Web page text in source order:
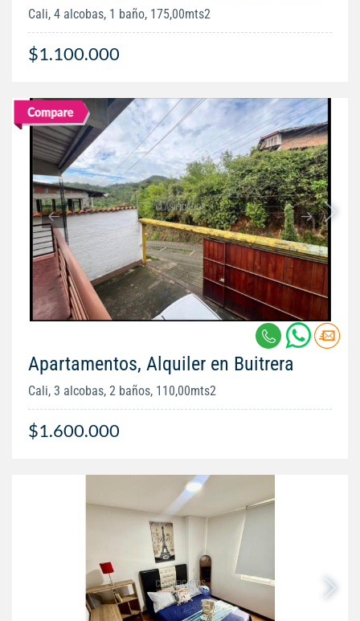
Cali, 4 alcobas, 1 baño, 175,00mts2
$1.100.000
Apartamentos, Alquiler en Buitrera
Cali, 3 alcobas, 2 baños, 110,00mts2
$1.600.000